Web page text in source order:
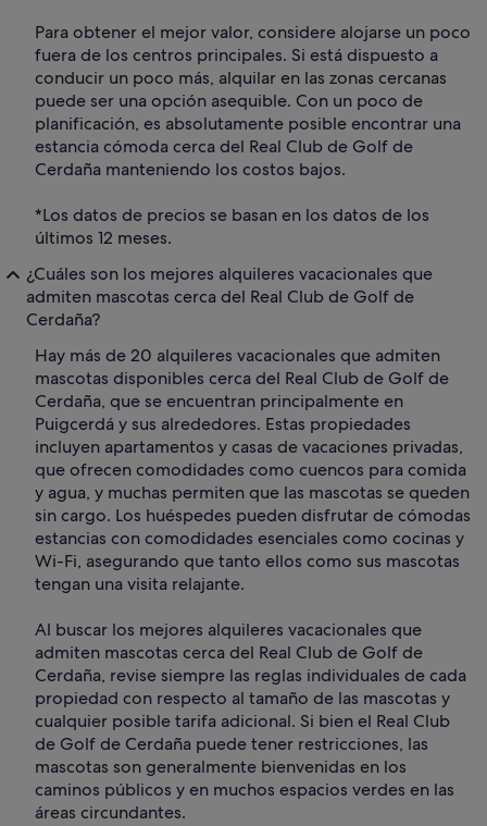
Para obtener el mejor valor, considere alojarse un poco
fuera de los centros principales. Si está dispuesto a
conducir un poco más, alquilar en las zonas cercanas
puede ser una opción asequible. Con un poco de
planificación, es absolutamente posible encontrar una
estancia cómoda cerca del Real Club de Golf de
Cerdaña manteniendo los costos bajos.
*Los datos de precios se basan en los datos de los
últimos 12 meses.
¿Cuáles son los mejores alquileres vacacionales que
admiten mascotas cerca del Real Club de Golf de
Cerdaña?
Hay más de 20 alquileres vacacionales que admiten
mascotas disponibles cerca del Real Club de Golf de
Cerdaña, que se encuentran principalmente en
Puigcerdá y sus alrededores. Estas propiedades
incluyen apartamentos y casas de vacaciones privadas,
que ofrecen comodidades como cuencos para comida
y agua, y muchas permiten que las mascotas se queden
sin cargo. Los huéspedes pueden disfrutar de cómodas
estancias con comodidades esenciales como cocinas y
Wi-Fi, asegurando que tanto ellos como sus mascotas
tengan una visita relajante.
Al buscar los mejores alquileres vacacionales que
admiten mascotas cerca del Real Club de Golf de
Cerdaña, revise siempre las reglas individuales de cada
propiedad con respecto al tamaño de las mascotas y
cualquier posible tarifa adicional. Si bien el Real Club
de Golf de Cerdaña puede tener restricciones, las
mascotas son generalmente bienvenidas en los
caminos públicos y en muchos espacios verdes en las
áreas circundantes.